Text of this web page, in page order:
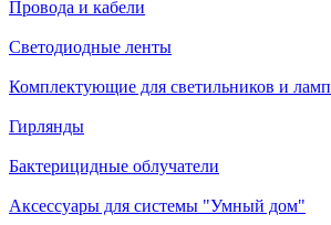
Провода и кабели
Светодиодные ленты
Комплектующие для светильников и ламп
Гирлянды
Бактерицидные облучатели
Аксессуары для системы "Умный дом"